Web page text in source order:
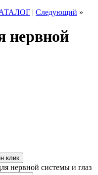
| Следующий »
нервной
клик
нервной системы и глаз